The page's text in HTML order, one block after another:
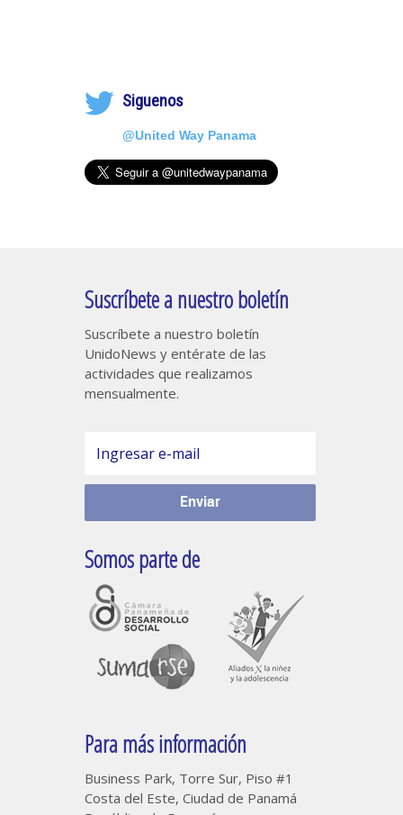
Siguenos
@United Way Panama
Suscríbete a nuestro boletín
Suscríbete a nuestro boletín
UnidoNews y entérate de las
actividades que realizamos
mensualmente.
Somos parte de
Para más información
Business Park, Torre Sur, Piso #1
Costa del Este, Ciudad de Panamá